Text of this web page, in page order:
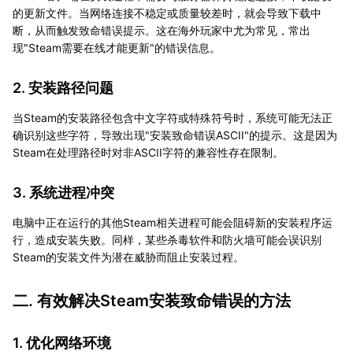
的更新文件。当网络连接不稳定或质量较差时，就会导致下载中
断，从而触发致命错误提示。这在海外玩家中尤为常见，常出
现"Steam需要在线才能更新"的错误信息。
2. 安装路径问题
当Steam的安装路径包含中文字符或特殊符号时，系统可能无法正
确识别这些字符，导致出现"安装致命错误ASCII"的提示。这是因为
Steam在处理路径时对非ASCII字符的兼容性存在限制。
3. 系统进程冲突
电脑中正在运行的其他Steam相关进程可能会阻碍新的安装程序运
行，造成安装失败。同样，某些杀毒软件和防火墙可能会误识别
Steam的安装文件为潜在威胁而阻止安装过程。
二. 有效解决Steam安装致命错误的方法
1. 优化网络环境